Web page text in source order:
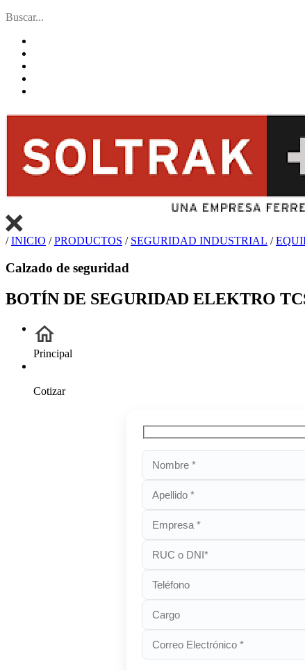
/INICIO /PRODUCTOS / SEGURIDAD INDUSTRIAL /
Calzado de seguridad
BOTÍN DE SEGURIDAD ELEKTRO
Principal
Cotizar